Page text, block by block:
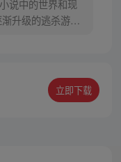
说中的世界和现
升级的逃杀游戏
们也加入乱局。
故事将会有怎样
立即下载